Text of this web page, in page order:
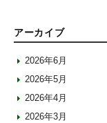
アーカイブ
2026年6月
2026年5月
2026年4月
2026年3月